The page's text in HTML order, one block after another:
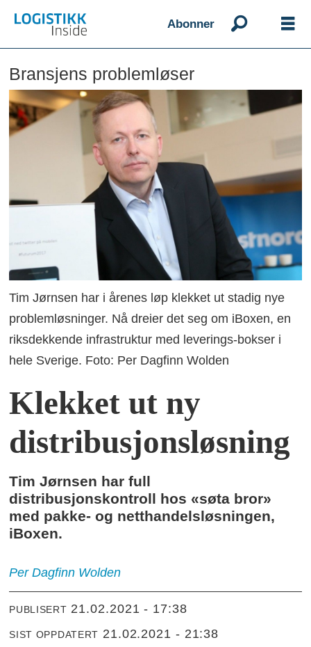
Abonner
Bransjens problemløser
Tim Jørnsen har i årenes løp klekket ut stadig nye
problemløsninger. Nå dreier det seg om iBoxen, en
riksdekkende infrastruktur med leverings-bokser i
hele Sverige. Foto: Per Dagfinn Wolden
Klekket ut ny
distribusjonsløsning
Tim Jørnsen har full
distribusjonskontroll hos «søta bror»
med pakke- og netthandelsløsningen,
iBoxen.
Per Dagfinn Wolden
PUBLISERT 21.02.2021 - 17:38
SIST OPPDATERT 21.02.2021 - 21:38